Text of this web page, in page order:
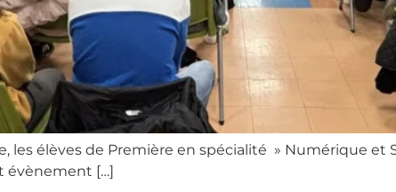
les élèves de Première en spécialité » Numérique et
évènement […]